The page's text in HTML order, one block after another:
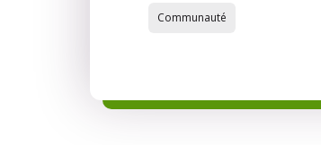
Communauté